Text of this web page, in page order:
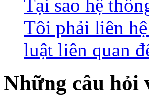
Tại sao hệ
Tôi phải liên
luật liên quan
Những câu hỏi